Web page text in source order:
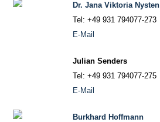
Dr. Jana Viktoria Nysten
Tel: +49 931 794077-273
E-Mail
Julian Senders
Tel: +49 931 794077-275
E-Mail
Burkhard Hoffmann